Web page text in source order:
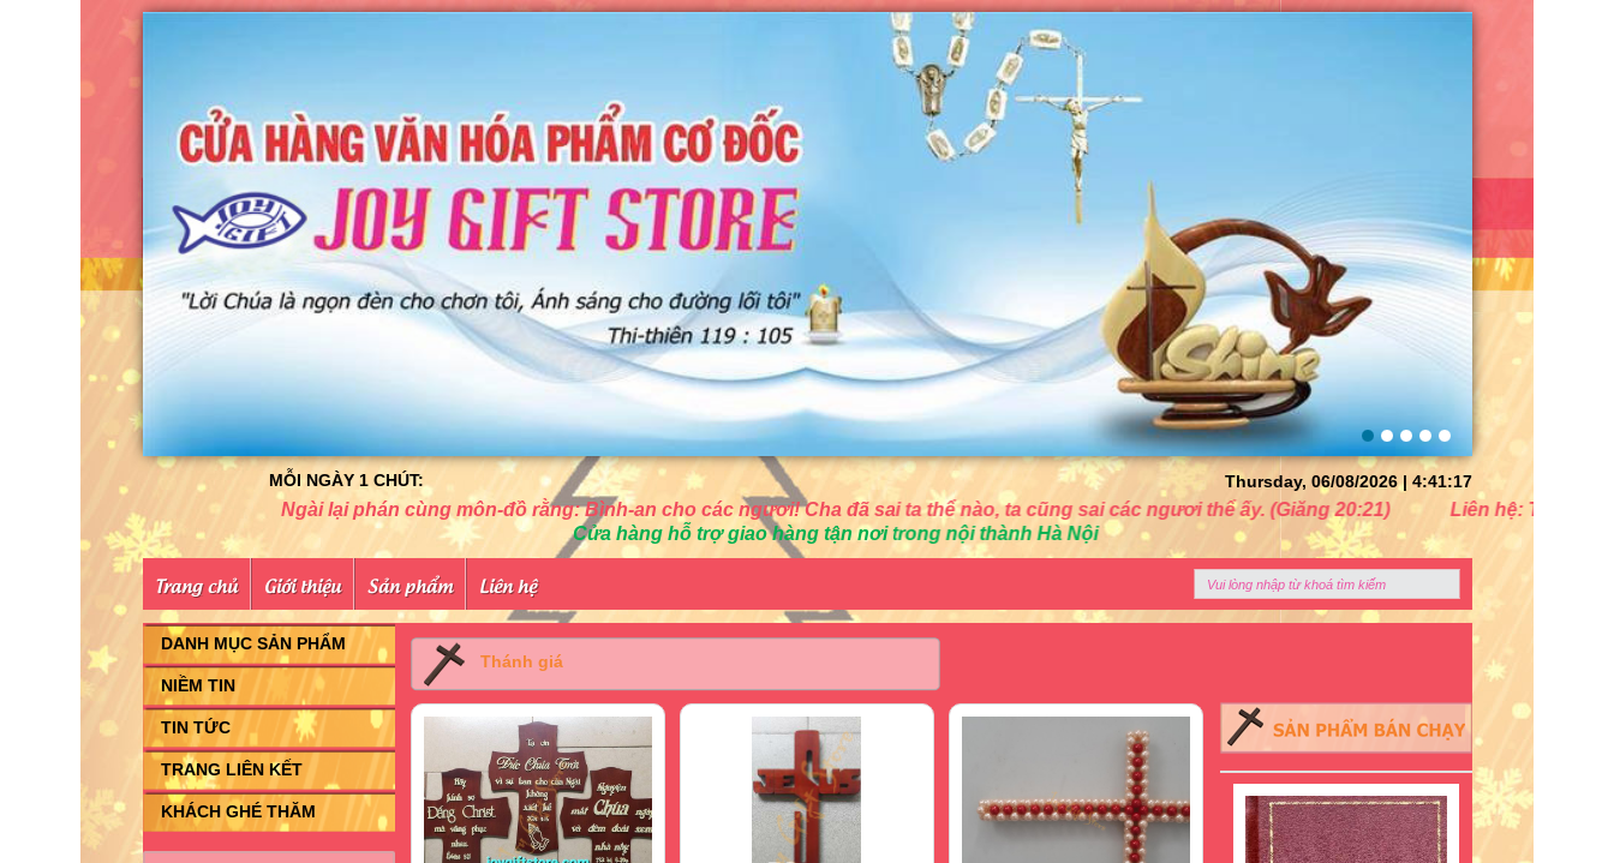
Thursday, 06/08/2026 | 4:41:19
MỖI NGÀY 1 CHÚT:
Ngài lại phán cùng môn-đồ rằng: Bình-an cho các ngươi! Cha đã sai ta thể nào, ta cũng sai các ngươi thể ấy. (Giăng 20:21)
Cửa hàng hỗ trợ giao hàng tận nơi trong nội thành Hà Nội
Liên hệ: Tel./SMS/Zalo/Viber:
Trang chủ Giới thiệu Sản phẩm Liên hệ
DANH MỤC SẢN PHẨM
NIỀM TIN
TIN TỨC
TRANG LIÊN KẾT
KHÁCH GHÉ THĂM
Thánh giá